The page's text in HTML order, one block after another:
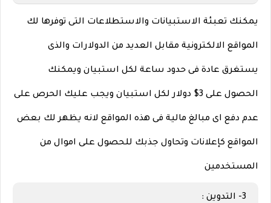
يمكنك تعبئة الاستبيانات والاستطلاعات التى توفرها لك
المواقع الالكترونية مقابل العديد من الدولارات والذى
يستغرق عادة فى حدود ساعة لكل استبيان ويمكنك
الحصول على 3$ دولار لكل استبيان ويجب عليك الحرص على
عدم دفع اى مبالغ مالية فى هذه المواقع لانه يظهر لك بعض
المواقع كإعلانات وتحاول جذبك للحصول على اموال من
المستخدمين
3- التدوين :